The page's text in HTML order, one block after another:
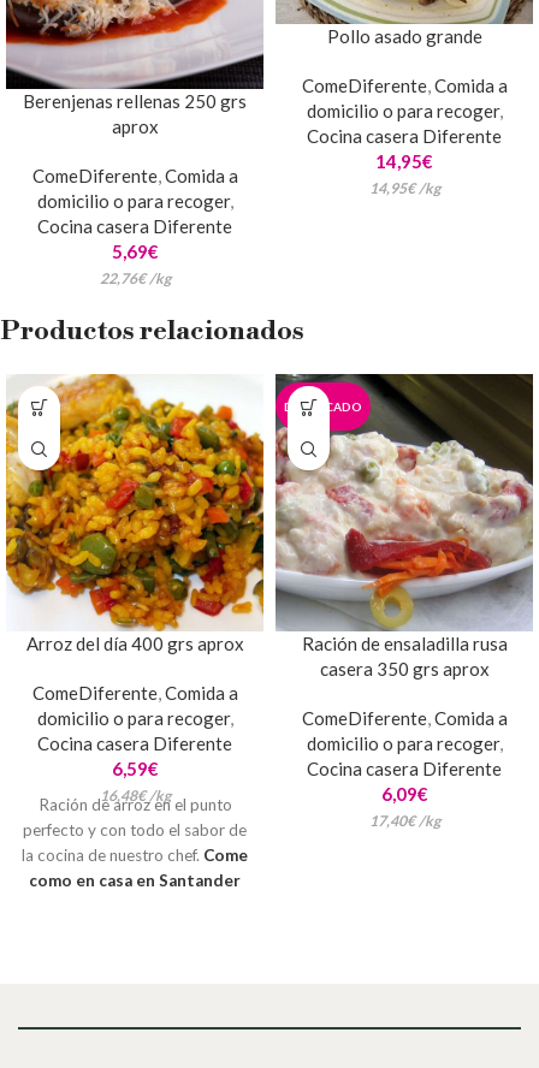
Berenjenas rellenas 250 grs
aprox
ComeDiferente,Comida a
domicilio o para recoger,
Cocina casera Diferente
5,69€
22,76€ /kg
Pollo asado grande
ComeDiferente,Comida a
domicilio o para recoger,
Cocina casera Diferente
14,95€
14,95€ /kg
Productos relacionados
Arroz del día 400 grs aprox
ComeDiferente,Comida a
domicilio o para recoger,
Cocina casera Diferente
6,59€
16,48€ /kg
Ración de arroz en el punto
perfecto y con todo el sabor de
la cocina de nuestro chef. Come
como en casa en Santander
59€Repartimos tu compra en 24
DESTACADO
Ración de ensaladilla rusa
casera 350 grs aprox
ComeDiferente,Comida a
domicilio o para recoger,
Cocina casera Diferente
6,09€
17,40€ /kg